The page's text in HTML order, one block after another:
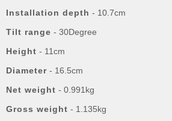
Installation depth - 10.7cm
Tilt range - 30Degree
Height - 11cm
Diameter - 16.5cm
Net weight - 0.991kg
Gross weight - 1.135kg